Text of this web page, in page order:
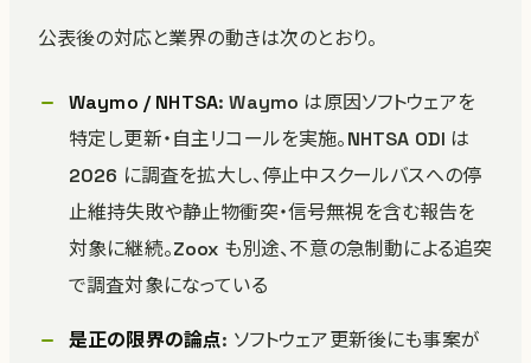
公表後の対応と業界の動きは次のとおり。
Waymo / NHTSA: Waymo は原因ソフトウェアを
特定し更新・自主リコールを実施。NHTSA ODI は
2026 に調査を拡大し、停止中スクールバスへの停
止維持失敗や静止物衝突・信号無視を含む報告を
対象に継続。Zoox も別途、不意の急制動による追突
で調査対象になっている
是正の限界の論点: ソフトウェア更新後にも事案が